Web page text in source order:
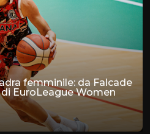
femminile: da Falcade
EuroLeague Women